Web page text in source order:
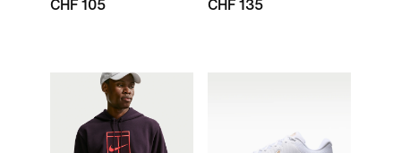
CHF 105
CHF 135